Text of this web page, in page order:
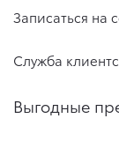
Записаться на
Служба
Выгодные